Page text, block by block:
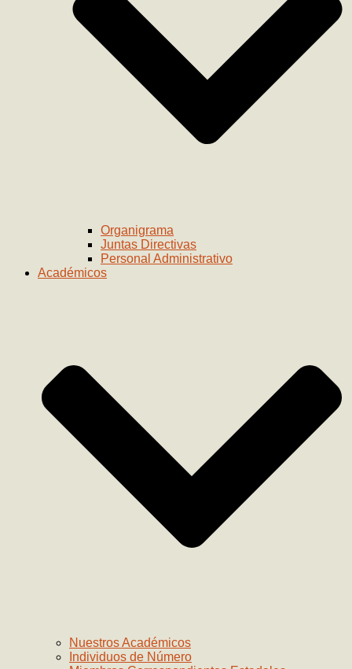
Organigrama
Juntas Directivas
Personal Administrativo
Académicos
Nuestros Académicos
Individuos de Número